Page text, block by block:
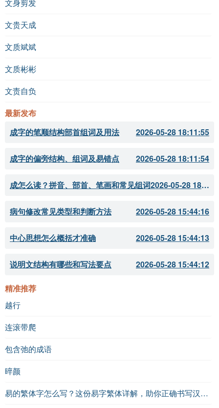
文身剪发
文贵天成
文质斌斌
文质彬彬
文责自负
最新发布
成字的笔顺结构部首组词及用法
2026-05-28 18:11:55
成字的偏旁结构、组词及易错点 2026-05-28 18:11:54
成怎么读？拼音、部首、笔画和常见组词 2026-05-28 18:11:51
病句修改常见类型和判断方法 2026-05-28 15:44:16
中心思想怎么概括才准确 2026-05-28 15:44:13
说明文结构有哪些和写法要点 2026-05-28 15:44:12
精准推荐
越行
连滚带爬
包含弛的成语
晬颜
易的繁体字怎么写？这份易字繁体详解，助你正确书写汉字_汉字繁体学习